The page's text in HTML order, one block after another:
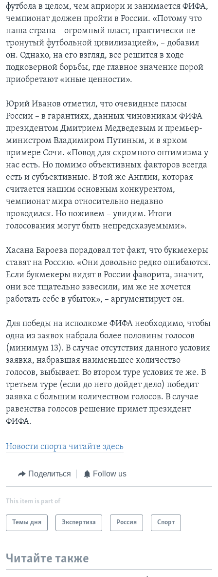
футбола в целом, чем априори и занимается ФИФА,
чемпионат должен пройти в России. «Потому что
наша страна – огромный пласт, практически не
тронутый футбольной цивилизацией», – добавил
он. Однако, на его взгляд, все решится в ходе
подковерной борьбы, где главное значение порой
приобретают «иные ценности».
Юрий Иванов отметил, что очевидные плюсы
России – в гарантиях, данных чиновникам ФИФА
президентом Дмитрием Медведевым и премьер-
министром Владимиром Путиным, и в ярком
примере Сочи. «Повод для скромного оптимизма у
нас есть. Но помимо объективных факторов всегда
есть и субъективные. В той же Англии, которая
считается нашим основным конкурентом,
чемпионат мира относительно недавно
проводился. Но поживем – увидим. Итоги
голосования могут быть непредсказуемыми».
Хасана Бароева порадовал тот факт, что букмекеры
ставят на Россию. «Они довольно редко ошибаются.
Если букмекеры видят в России фаворита, значит,
они все тщательно взвесили, им же не хочется
работать себе в убыток», – аргументирует он.
Для победы на исполкоме ФИФА необходимо, чтобы
одна из заявок набрала более половины голосов
(минимум 13). В случае отсутствия данного условия
заявка, набравшая наименьшее количество
голосов, выбывает. Во втором туре условия те же. В
третьем туре (если до него дойдет дело) победит
заявка с большим количеством голосов. В случае
равенства голосов решение примет президент
ФИФА.
Новости спорта читайте здесь
Поделиться Follow us
This item is part of
Темы дня Экспертиза Россия Спорт
Читайте также